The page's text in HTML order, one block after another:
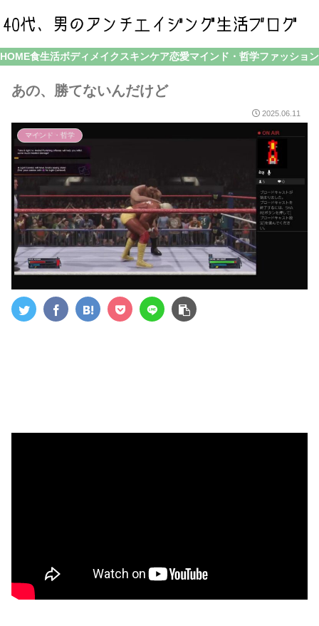
HOME食生活ボディメイク スキンケア恋愛マインド・哲学ファッション
あの、勝てないんだけど
2025.06.11
マインド・哲学